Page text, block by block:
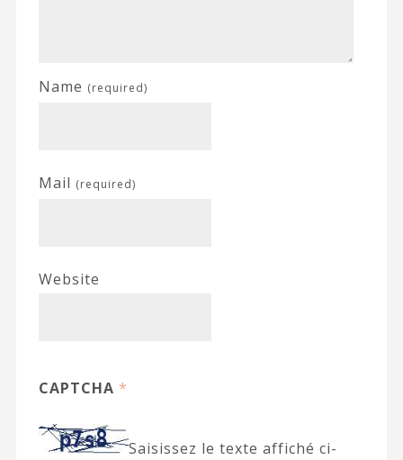
Name (required)
Mail (required)
Website
CAPTCHA *
Saisissez le texte affiché ci-